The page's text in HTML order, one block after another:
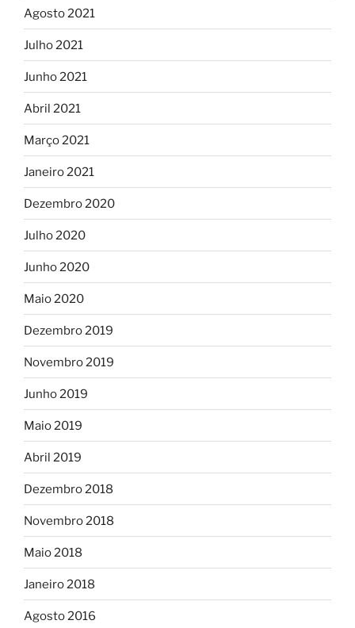
Agosto 2021
Julho 2021
Junho 2021
Abril 2021
Março 2021
Janeiro 2021
Dezembro 2020
Julho 2020
Junho 2020
Maio 2020
Dezembro 2019
Novembro 2019
Junho 2019
Maio 2019
Abril 2019
Dezembro 2018
Novembro 2018
Maio 2018
Janeiro 2018
Agosto 2016